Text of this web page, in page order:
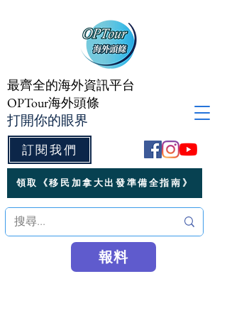
訂閱我們
最齊全的海外資訊平台
OPTour海外頭條
打開你的眼界
領取《移民加拿大出發準備全指南》
報料